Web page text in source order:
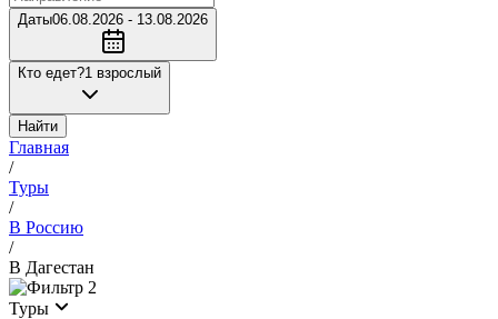
Даты06.08.2026 - 13.08.2026
Кто едет?1 взрослый
Найти
Главная
/
Туры
/
В Россию
/
В Дагестан
2
Туры